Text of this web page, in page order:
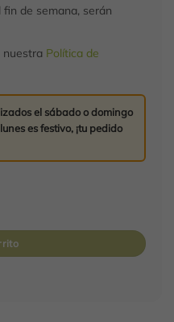
de semana, serán
nuestra Política de
el sábado o domingo
es festivo, ¡tu pedido